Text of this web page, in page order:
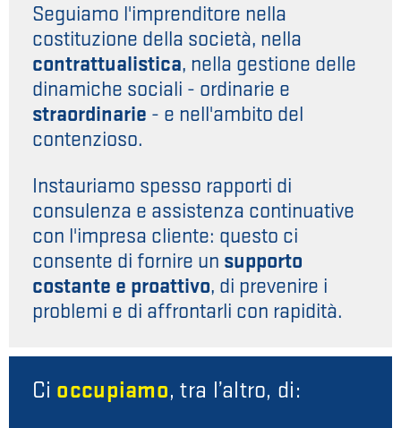
Seguiamo l'imprenditore nella
costituzione della società, nella
contrattualistica, nella gestione delle
dinamiche sociali - ordinarie e
straordinarie - e nell'ambito del
contenzioso.
Instauriamo spesso rapporti di
consulenza e assistenza continuative
con l'impresa cliente: questo ci
consente di fornire un supporto
costante e proattivo, di prevenire i
problemi e di affrontarli con rapidità.
Ci occupiamo, tra l’altro, di: